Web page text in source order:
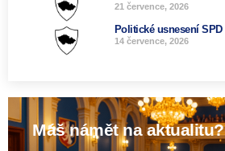
21 července, 2026
Politické usnesení SPD
14 července, 2026
Máš námět na aktualitu?